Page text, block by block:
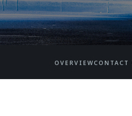
OVERVIEW